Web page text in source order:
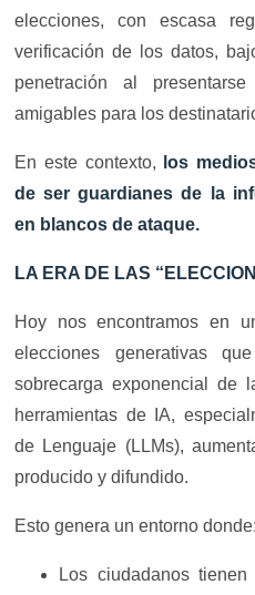
elecciones, con escasa
verificación de los datos,
penetración al
amigables para los
En este contexto,
los
de ser guardianes de la
en blancos de ataque.
LA ERA DE LAS
Hoy nos encontramos en
elecciones generativas
sobrecarga exponencial de
herramientas de IA,
de Lenguaje (LLMs),
producido y difundido.
Esto genera un entorno donde:
Los ciudadanos